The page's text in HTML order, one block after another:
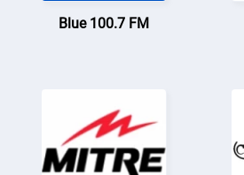
Blue 100.7 FM